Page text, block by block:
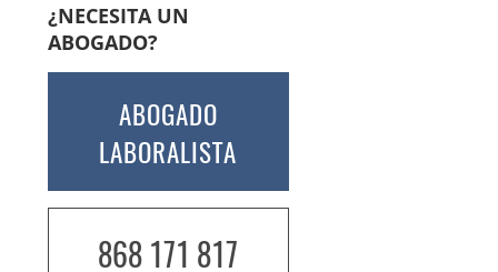
¿NECESITA UN
ABOGADO?
ABOGADO
LABORALISTA
868 171 817